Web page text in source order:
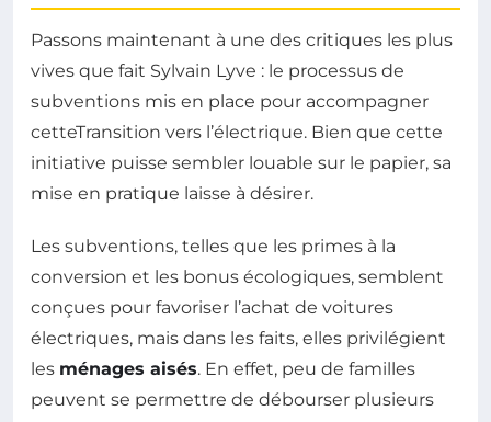
Passons maintenant à une des critiques les plus
vives que fait Sylvain Lyve : le processus de
subventions mis en place pour accompagner
cetteTransition vers l’électrique. Bien que cette
initiative puisse sembler louable sur le papier, sa
mise en pratique laisse à désirer.
Les subventions, telles que les primes à la
conversion et les bonus écologiques, semblent
conçues pour favoriser l’achat de voitures
électriques, mais dans les faits, elles privilégient
les ménages aisés. En effet, peu de familles
peuvent se permettre de débourser plusieurs